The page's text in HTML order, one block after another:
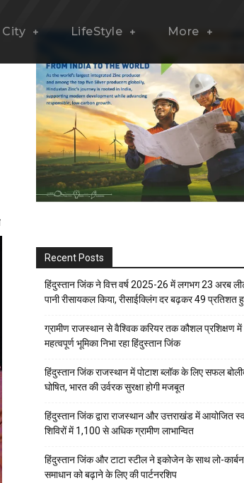
City LifeStyle More
Recent Posts
हिंदुस्तान जिंक ने वित्त वर्ष 2025-26 में लगभग 23 अरब
पानी रीसायकल किया, रीसाईक्लिंग दर बढ़कर 49 प्रतिशत
ग्रामीण राजस्थान से वैश्विक करियर तक कौशल प्रशिक्षण में
महत्वपूर्ण भूमिका निभा रहा हिंदुस्तान जिंक
हिंदुस्तान जिंक राजस्थान में पोटाश ब्लॉक के लिए सफल
घोषित, भारत की उर्वरक सुरक्षा होगी मजबूत
हिंदुस्तान जिंक द्वारा राजस्थान और उत्तराखंड में आयोजित
शिविरों में 1,100 से अधिक ग्रामीण लाभान्वित
हिंदुस्तान जिंक और टाटा स्टील ने इकोजेन के साथ लो-
समाधान को बढ़ाने के लिए की पार्टनरशिप